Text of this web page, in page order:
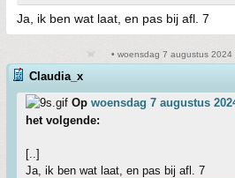
Ja, ik ben wat laat, en pas bij afl. 7
• woensdag 7 augustus 2024
Claudia_x
Op woensdag 7 augustus
het volgende:
[..]
Ja, ik ben wat laat, en pas bij afl. 7